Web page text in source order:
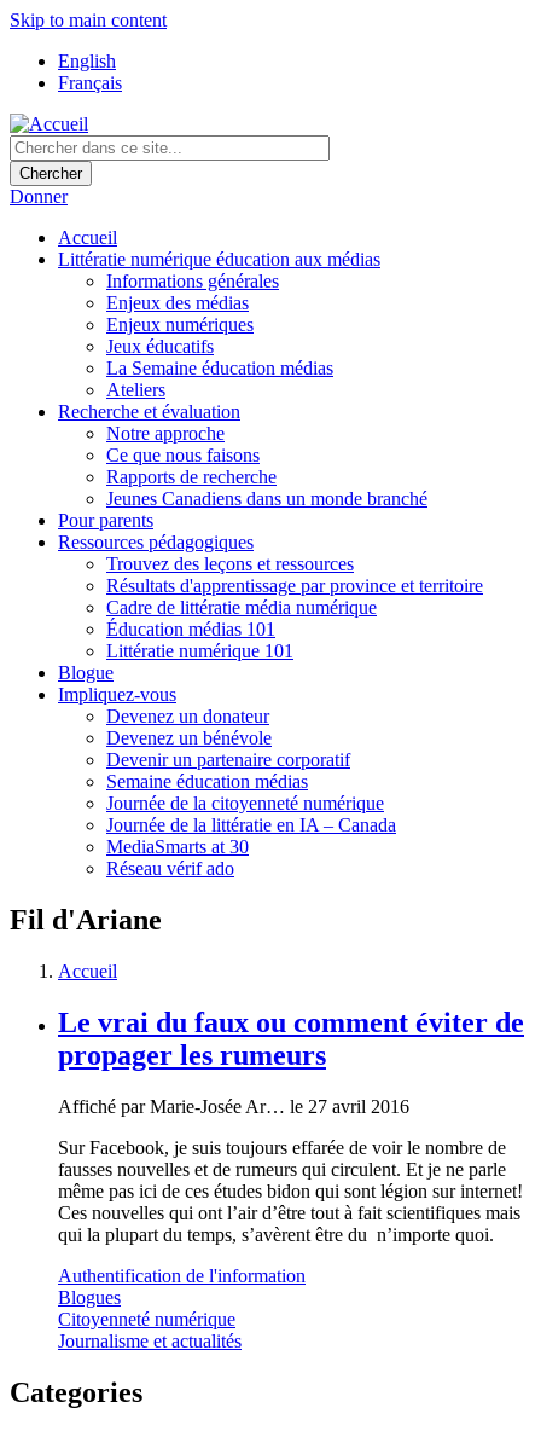
Skip to main content
English
Français
Donner
Accueil
Littératie numérique éducation aux médias
Informations générales
Enjeux des médias
Enjeux numériques
Jeux éducatifs
La Semaine éducation médias
Ateliers
Recherche et évaluation
Notre approche
Ce que nous faisons
Rapports de recherche
Jeunes Canadiens dans un monde branché
Pour parents
Ressources pédagogiques
Trouvez des leçons et ressources
Résultats d'apprentissage par province et territoire
Cadre de littératie média numérique
Éducation médias 101
Littératie numérique 101
Blogue
Impliquez-vous
Devenez un donateur
Devenez un bénévole
Devenir un partenaire corporatif
Semaine éducation médias
Journée de la citoyenneté numérique
Journée de la littératie en IA – Canada
MediaSmarts at 30
Réseau vérif ado
Fil d'Ariane
Accueil
Le vrai du faux ou comment éviter de
propager les rumeurs
Affiché parMarie-Josée Ar… le 27 avril 2016
Sur Facebook, je suis toujours effarée de voir le nombre de
fausses nouvelles et de rumeurs qui circulent. Et je ne parle
même pas ici de ces études bidon qui sont légion sur internet!
Ces nouvelles qui ont l’air d’être tout à fait scientifiques mais
qui la plupart du temps, s’avèrent être du n’importe quoi.
Authentification de l'information
Blogues
Citoyenneté numérique
Journalisme et actualités
Categories